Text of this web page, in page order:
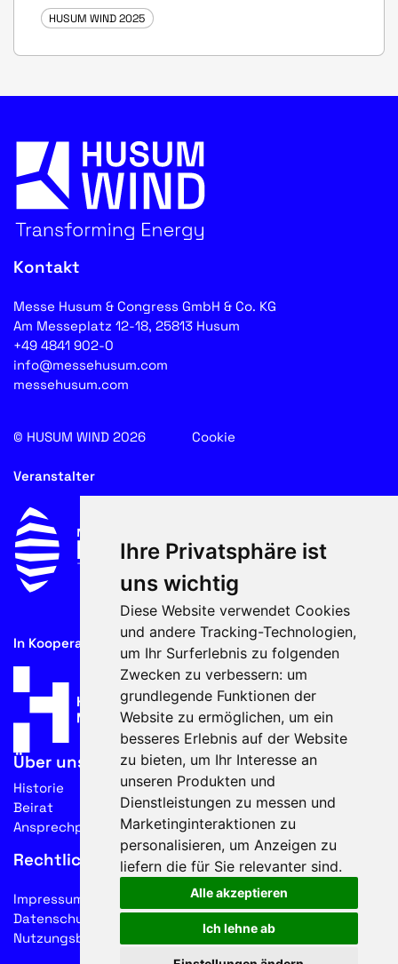
Ihre Privatsphäre ist
uns wichtig
Diese Website verwendet Cookies
und andere Tracking-Technologien,
um Ihr Surferlebnis zu folgenden
Zwecken zu verbessern: um
grundlegende Funktionen der
Website zu ermöglichen, um ein
besseres Erlebnis auf der Website
zu bieten, um Ihr Interesse an
unseren Produkten und
Dienstleistungen zu messen und
Marketinginteraktionen zu
personalisieren, um Anzeigen zu
liefern die für Sie relevanter sind.
Alle akzeptieren
Ich lehne ab
HUSUM WIND 2025
Kontakt
Messe Husum & Congress GmbH & Co. KG
Am Messeplatz 12-18, 25813 Husum
+49 4841 902-0
info@messehusum.com
messehusum.com
© HUSUM WIND 2026 Cookie
Veranstalter
In Kooperation mit
Über uns
Historie
Beirat
Ansprechpartner
Rechtliches
Impressum
Datenschutz
Nutzungsbedingungen